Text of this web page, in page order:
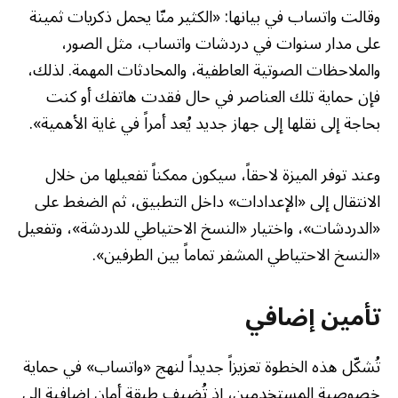
وقالت واتساب في بيانها: «الكثير منّا يحمل ذكريات ثمينة
على مدار سنوات في دردشات واتساب، مثل الصور،
والملاحظات الصوتية العاطفية، والمحادثات المهمة. لذلك،
فإن حماية تلك العناصر في حال فقدت هاتفك أو كنت
بحاجة إلى نقلها إلى جهاز جديد يُعد أمراً في غاية الأهمية».
وعند توفر الميزة لاحقاً، سيكون ممكناً تفعيلها من خلال
الانتقال إلى «الإعدادات» داخل التطبيق، ثم الضغط على
«الدردشات»، واختيار «النسخ الاحتياطي للدردشة»، وتفعيل
«النسخ الاحتياطي المشفر تماماً بين الطرفين».
تأمين إضافي
تُشكّل هذه الخطوة تعزيزاً جديداً لنهج «واتساب» في حماية